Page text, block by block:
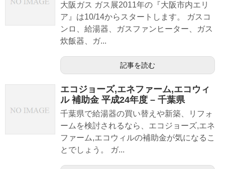
大阪ガス ガス展2011年の『大阪市内エリ
ア』は10/14からスタートします。 ガスコ
ンロ、給湯器、ガスファンヒーター、ガス
炊飯器、ガ...
記事を読む
エコジョーズ,エネファーム,エコウィ
ル 補助金 平成24年度 – 千葉県
千葉県で給湯器の買い替えや新築、リフォ
ームを検討されるなら、エコジョーズ,エネ
ファーム,エコウィルの補助金が気になるこ
とでしょう。 ガ...